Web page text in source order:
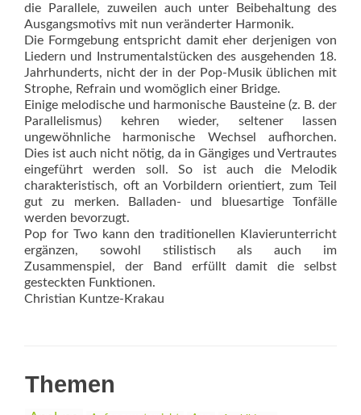
die Parallele, zuweilen auch unter Beibehaltung des
Ausgangsmotivs mit nun veränderter Harmonik.
Die Formgebung entspricht damit eher derjenigen von
Liedern und Instrumentalstücken des ausgehenden 18.
Jahrhunderts, nicht der in der Pop-Musik üblichen mit
Strophe, Refrain und womöglich einer Bridge.
Einige melodische und harmonische Bausteine (z. B. der
Parallelismus) kehren wieder, seltener lassen
ungewöhnliche harmonische Wechsel aufhorchen.
Dies ist auch nicht nötig, da in Gängiges und Vertrautes
eingeführt werden soll. So ist auch die Melodik
charakteristisch, oft an Vorbildern orientiert, zum Teil
gut zu merken. Balladen- und bluesartige Tonfälle
werden bevorzugt.
Pop for Two kann den traditionellen Klavierunterricht
ergänzen, sowohl stilistisch als auch im
Zusammenspiel, der Band erfüllt damit die selbst
gesteckten Funktionen.
Christian Kuntze-Krakau
Themen